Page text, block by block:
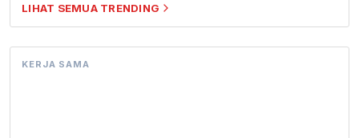
LIHAT SEMUA TRENDING
KERJA SAMA